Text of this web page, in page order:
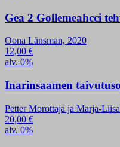
Gea 2 Gollemeahcci
Oona Länsman, 2020
12,00 €
alv. 0%
Inarinsaamen
Petter Morottaja ja Marja-
20,00 €
alv. 0%